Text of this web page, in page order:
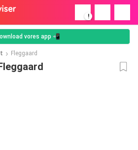
!
vores app 📲
Fleggaard